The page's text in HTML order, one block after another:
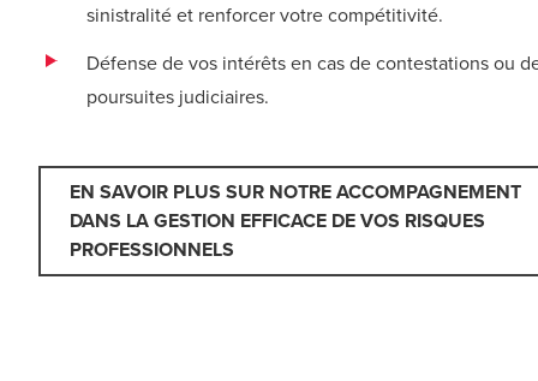
sinistralité et renforcer votre compétitivité.
Défense de vos intérêts en cas de contestations ou
poursuites judiciaires.
EN SAVOIR PLUS SUR NOTRE ACCOMPAGNEMENT
DANS LA GESTION EFFICACE DE VOS RISQUES
PROFESSIONNELS